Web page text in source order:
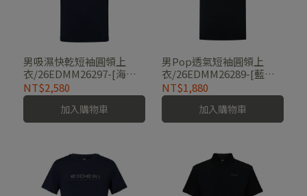
男吸濕快乾短袖圓領上
衣/26EDMM26297-[海軍
藍]
NT$2,580
加入購物車
男Pop透氣短袖圓領上
衣/26EDMM26289-[藍、
綠、白、黑]
NT$1,880
加入購物車